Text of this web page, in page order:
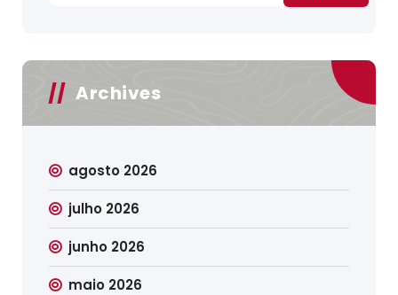
Archives
agosto 2026
julho 2026
junho 2026
maio 2026